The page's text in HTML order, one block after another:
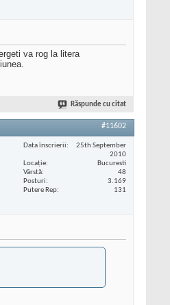
va rog la litera
Răspunde cu citat
#11602
Data înscrierii
25th September
2010
Locaţie
Bucuresti
Vârstă
48
Posturi
3.169
Putere Rep
131